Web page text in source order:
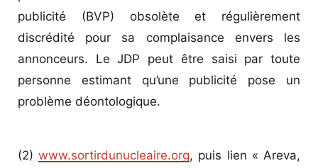
publicité (BVP) obsolète et régulièrement
discrédité pour sa complaisance envers les
annonceurs. Le JDP peut être saisi par toute
personne estimant qu’une publicité pose un
problème déontologique.
(2)www.sortirdunucleaire.org, puis lien « Areva,